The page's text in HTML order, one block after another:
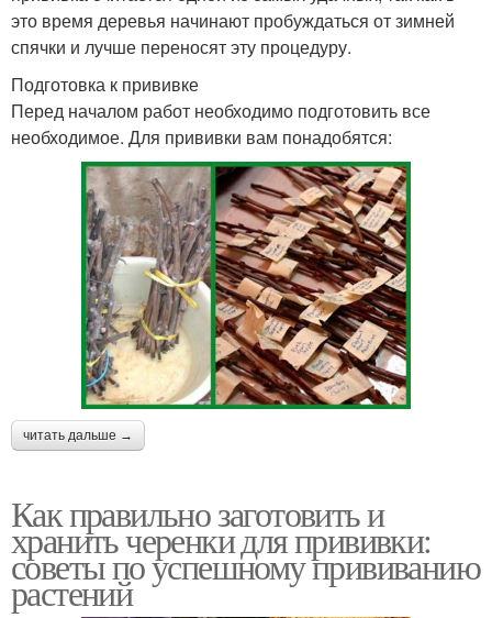
это время деревья начинают пробуждаться от зимней
спячки и лучше переносят эту процедуру.
Подготовка к прививке
Перед началом работ необходимо подготовить все
необходимое. Для прививки вам понадобятся:
читать дальше →
Как правильно заготовить и
хранить черенки для прививки:
советы по успешному прививанию
растений